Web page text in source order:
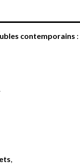
contemporains :
,